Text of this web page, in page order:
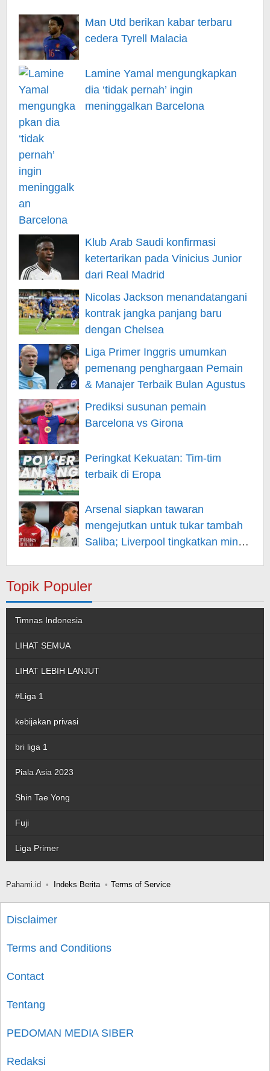
Man Utd berikan kabar terbaru
cedera Tyrell Malacia
Lamine Yamal mengungkapkan
dia ‘tidak pernah’ ingin
meninggalkan Barcelona
Klub Arab Saudi konfirmasi
ketertarikan pada Vinicius Junior
dari Real Madrid
Nicolas Jackson menandatangani
kontrak jangka panjang baru
dengan Chelsea
Liga Primer Inggris umumkan
pemenang penghargaan Pemain
& Manajer Terbaik Bulan Agustus
Prediksi susunan pemain
Barcelona vs Girona
Peringkat Kekuatan: Tim-tim
terbaik di Eropa
Arsenal siapkan tawaran
mengejutkan untuk tukar tambah
Saliba; Liverpool tingkatkan minat
Topik Populer
Timnas Indonesia
LIHAT SEMUA
LIHAT LEBIH LANJUT
#Liga 1
kebijakan privasi
bri liga 1
Piala Asia 2023
Shin Tae Yong
Fuji
Liga Primer
Pahami.id Indeks Berita Terms of Service
Disclaimer
Terms and Conditions
Contact
Tentang
PEDOMAN MEDIA SIBER
Redaksi